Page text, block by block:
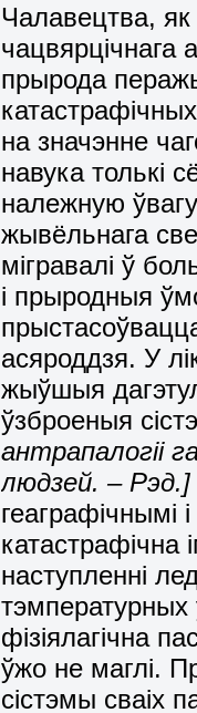
Чалавецтва,
прырода
на значэнне
навука толькі
належную
жывёльнага
мігравалі ў
і прыродныя
асяроддзя. У
жыўшыя
ўзброеныя
антрапалогіі
людзей. – Рэд.]
катастрафічна
наступленні
тэмпературных
фізіялагічна
ўжо не маглі.
сістэмы сваіх